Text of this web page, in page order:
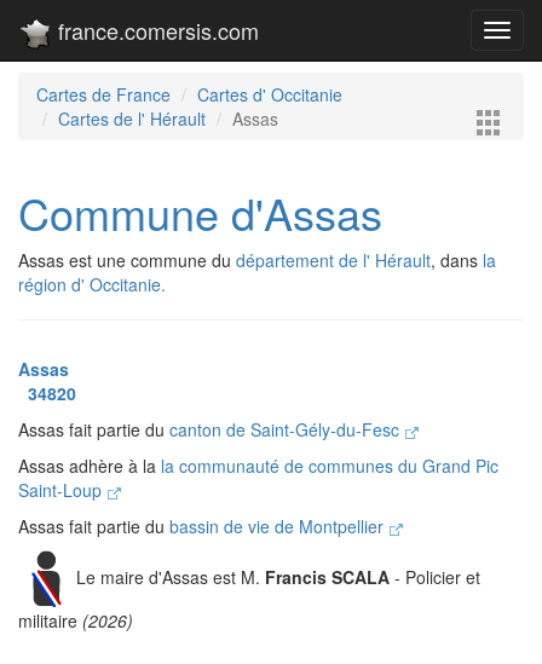
france.comersis.com
Cartes de France
Cartes d' Occitanie
Cartes de l' Hérault
Assas
Commune d'Assas
Assas est une commune du département de l' Hérault, dans la
région d' Occitanie.
Assas
34820
Assas fait partie du canton de Saint-Gély-du-Fesc
Assas adhère à la la communauté de communes du Grand Pic
Saint-Loup
Assas fait partie du bassin de vie de Montpellier
Le maire d'Assas est M. Francis SCALA - Policier et
militaire (2026)